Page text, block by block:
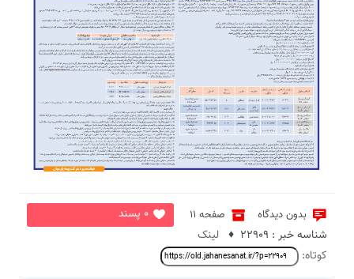
بدون دیدگاه صفحه 11
0 پسند
شناسه خبر : 22909 ♦
لینک
کوتاه: